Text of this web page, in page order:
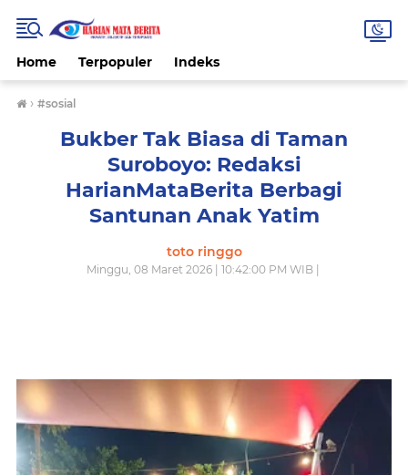
Home Terpopuler Indeks
› #sosial
Bukber Tak Biasa di Taman
Suroboyo: Redaksi
HarianMataBerita Berbagi
Santunan Anak Yatim
toto ringgo
Minggu, 08 Maret 2026 | 10:42:00 PM WIB |